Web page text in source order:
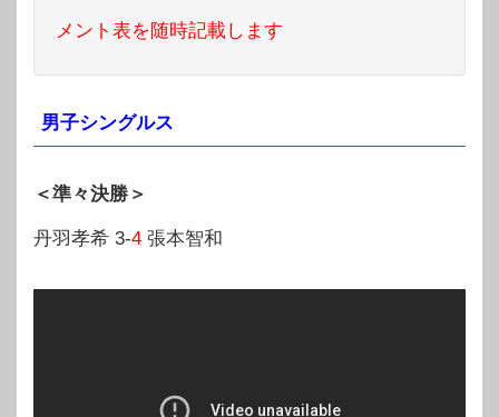
メント表を随時記載します
男子シングルス
＜準々決勝＞
丹羽孝希 3-4 張本智和